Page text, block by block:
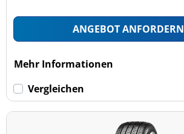
ANGEBOT ANFORDERN
Mehr Informationen
Vergleichen